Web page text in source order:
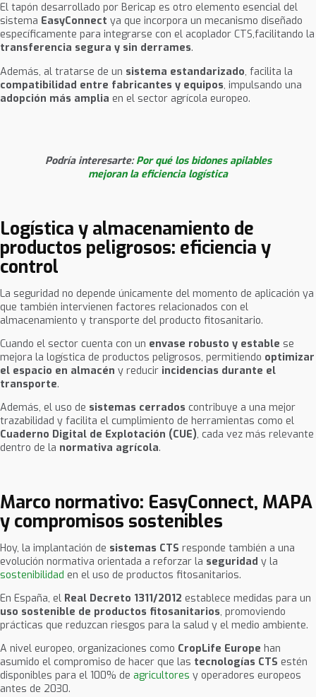
El tapón desarrollado por Bericap es otro elemento esencial del
sistema EasyConnect ya que incorpora un mecanismo diseñado
específicamente para integrarse con el acoplador CTS,facilitando la
transferencia segura y sin derrames.
Además, al tratarse de un sistema estandarizado, facilita la
compatibilidad entre fabricantes y equipos, impulsando una
adopción más amplia en el sector agrícola europeo.
Podría interesarte:Por qué los bidones apilables
mejoran la eficiencia logística
Logística y almacenamiento de
productos peligrosos: eficiencia y
control
La seguridad no depende únicamente del momento de aplicación ya
que también intervienen factores relacionados con el
almacenamiento y transporte del producto fitosanitario.
Cuando el sector cuenta con un envase robusto y estable se
mejora la logística de productos peligrosos, permitiendo optimizar
el espacio en almacén y reducir incidencias durante el
transporte.
Además, el uso de sistemas cerrados contribuye a una mejor
trazabilidad y facilita el cumplimiento de herramientas como el
Cuaderno Digital de Explotación (CUE), cada vez más relevante
dentro de la normativa agrícola.
Marco normativo: EasyConnect, MAPA
y compromisos sostenibles
Hoy, la implantación de sistemas CTS responde también a una
evolución normativa orientada a reforzar la seguridad y la
sostenibilidad en el uso de productos fitosanitarios.
En España, el Real Decreto 1311/2012 establece medidas para un
uso sostenible de productos fitosanitarios, promoviendo
prácticas que reduzcan riesgos para la salud y el medio ambiente.
A nivel europeo, organizaciones como CropLife Europe han
asumido el compromiso de hacer que las tecnologías CTS estén
disponibles para el 100% de agricultores y operadores europeos
antes de 2030.